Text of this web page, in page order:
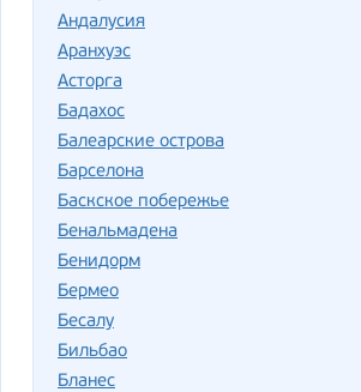
Андалусия
Аранхуэс
Асторга
Бадахос
Балеарские острова
Барселона
Баскское побережье
Бенальмадена
Бенидорм
Бермео
Бесалу
Бильбао
Бланес